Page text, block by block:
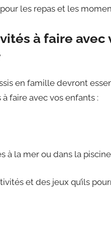
les repas et les
à faire
en famille devront
faire avec vos enfants :
à la mer ou dans la
et des jeux qu’ils